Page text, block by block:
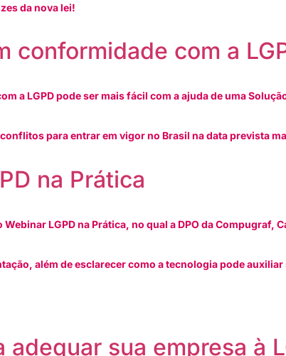
da nova lei!
conformidade com a
a LGPD pode ser mais fácil com a ajuda de uma
para entrar em vigor no Brasil na data prevista
na Prática
Webinar LGPD na Prática, no qual a DPO da
além de esclarecer como a tecnologia pode
adequar sua empresa à